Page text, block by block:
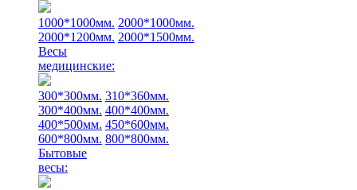
1000*1000мм. 2000*1000мм.
2000*1200мм. 2000*1500мм.
Весы
медицинские:
300*300мм. 310*360мм.
300*400мм. 400*400мм.
400*500мм. 450*600мм.
600*800мм. 800*800мм.
Бытовые
весы: